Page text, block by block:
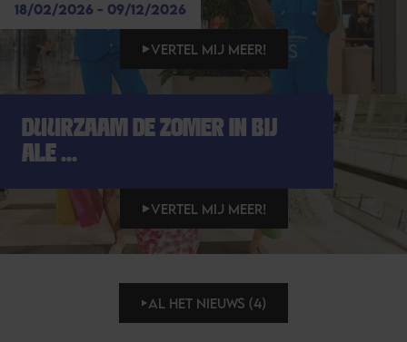
18/02/2026 - 09/12/2026
VERTEL MIJ MEER!
DUURZAAM DE ZOMER IN BIJ
ALE ...
VERTEL MIJ MEER!
AL HET NIEUWS (4)